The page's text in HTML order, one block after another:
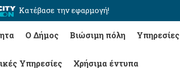
Κατέβασε την εφαρμογή!
Ο Δήμος Βιώσιμη πόλη Υπηρεσίες
Υπηρεσίες Χρήσιμα έντυπα